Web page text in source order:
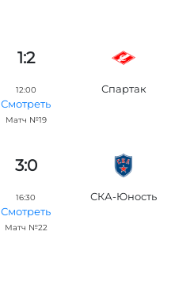
1:2
12:00
Смотреть
Матч №19
Спартак
3:0
16:30
Смотреть
Матч №22
СКА-Юность